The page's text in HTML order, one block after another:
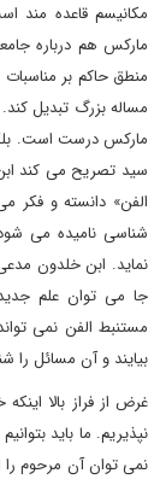
مکانیسم قاعده مند
مارکس هم درباره
منطق حاکم بر
مساله بزرگ تبدیل
مارکس درست است.
سید تصریح می کند
الفن» دانسته و
شناسی نامیده می
نماید. ابن خلدون
جا می توان علم
مستنبط الفن نمی
بیایند و آن مسائل را
غرض از فراز بالا
نپذیریم. ما باید
نمی توان آن مرحوم را